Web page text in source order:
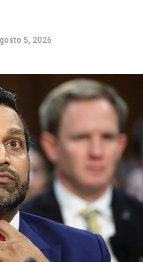
con retirar los
a las
una caída del 14% en
estimada de 20 mil
neto.
5, 2026